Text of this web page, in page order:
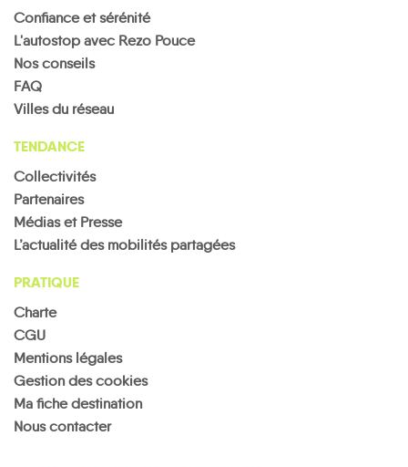
Confiance et sérénité
L'autostop avec Rezo Pouce
Nos conseils
FAQ
Villes du réseau
TENDANCE
Collectivités
Partenaires
Médias et Presse
L’actualité des mobilités partagées
PRATIQUE
Charte
CGU
Mentions légales
Gestion des cookies
Ma fiche destination
Nous contacter